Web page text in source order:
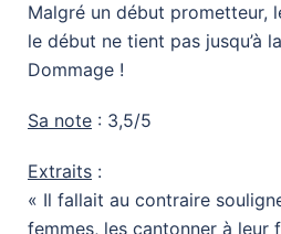
Malgré un début prometteur,
le début ne tient pas jusqu’à
Dommage !
Sa note : 3,5/5
Extraits :
« Il fallait au contraire
femmes, les cantonner à